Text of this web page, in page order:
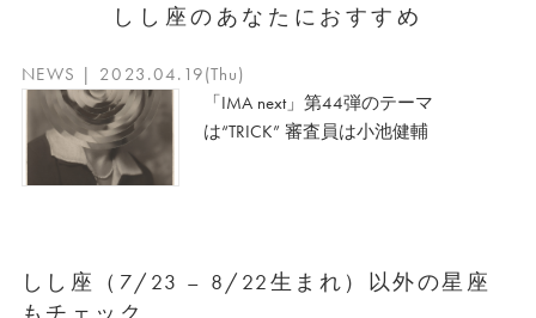
しし座のあなたにおすすめ
NEWS | 2023.04.19(Thu)
「IMA next」第44弾のテーマ
は“TRICK” 審査員は小池健輔
しし座（7/23 – 8/22生まれ）以外の星座